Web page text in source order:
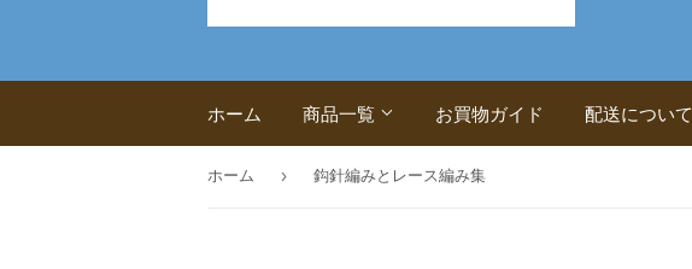
ホーム 商品一覧 お買物ガイド 配送について
ホーム › 鈎針編みとレース編み集